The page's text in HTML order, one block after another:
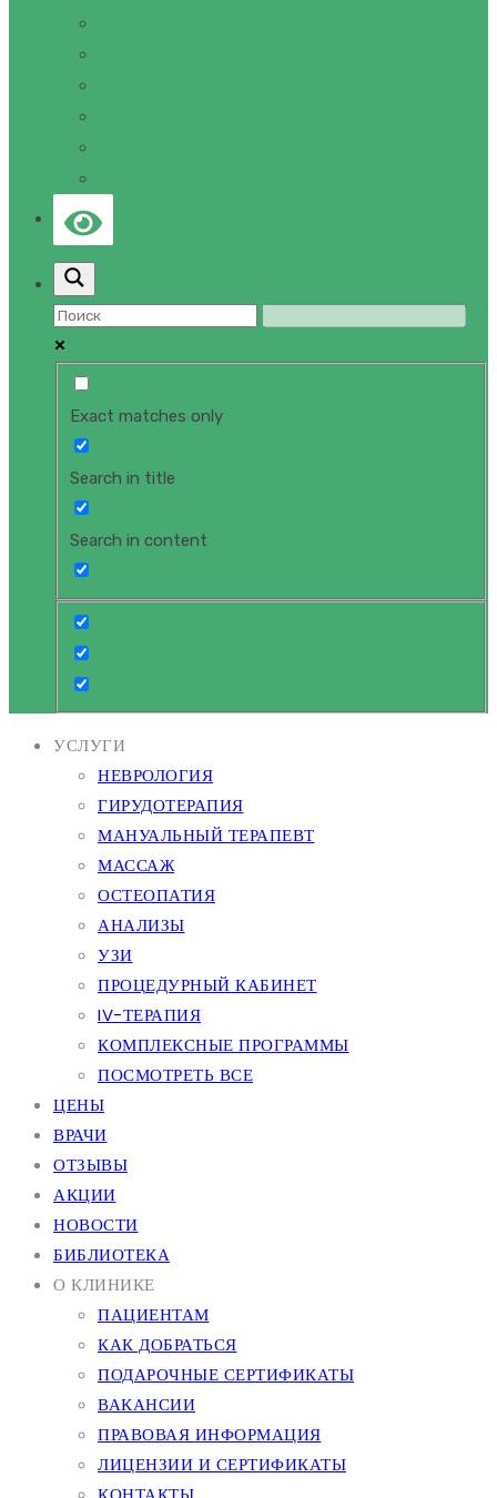
Exact matches only
Search in title
Search in content
УСЛУГИ
НЕВРОЛОГИЯ
ГИРУДОТЕРАПИЯ
МАНУАЛЬНЫЙ ТЕРАПЕВТ
МАССАЖ
ОСТЕОПАТИЯ
АНАЛИЗЫ
УЗИ
ПРОЦЕДУРНЫЙ КАБИНЕТ
IV-ТЕРАПИЯ
КОМПЛЕКСНЫЕ ПРОГРАММЫ
ПОСМОТРЕТЬ ВСЕ
ЦЕНЫ
ВРАЧИ
ОТЗЫВЫ
АКЦИИ
НОВОСТИ
БИБЛИОТЕКА
О КЛИНИКЕ
ПАЦИЕНТАМ
КАК ДОБРАТЬСЯ
ПОДАРОЧНЫЕ СЕРТИФИКАТЫ
ВАКАНСИИ
ПРАВОВАЯ ИНФОРМАЦИЯ
ЛИЦЕНЗИИ И СЕРТИФИКАТЫ